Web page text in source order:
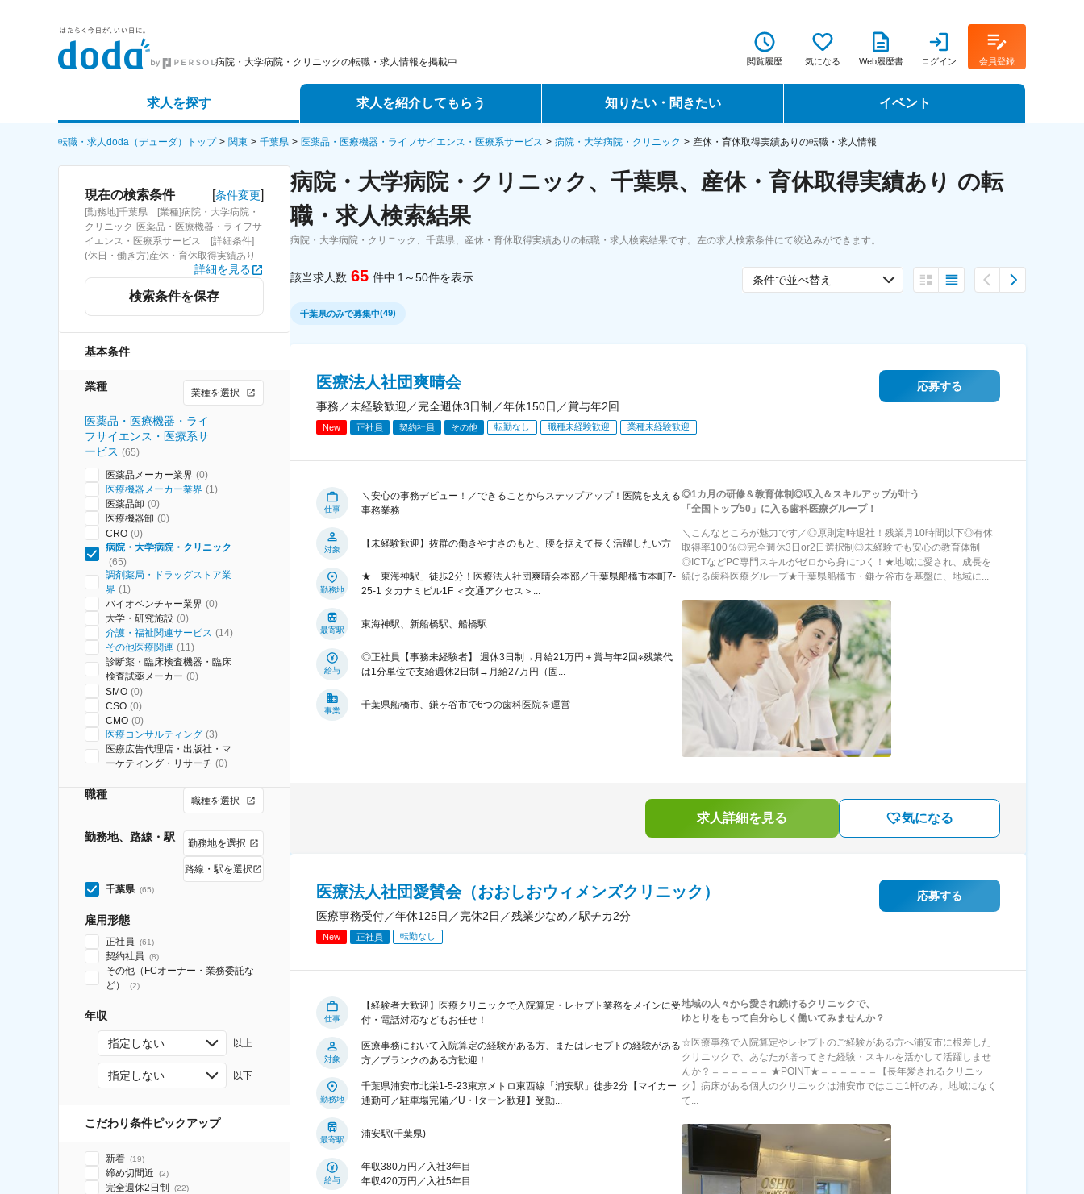
病院・大学病院・クリニックの転職・求人情報を掲載中 閲覧履歴 気になる Web履歴書 ログイン 会員登録
求人を探す
詳細条件から探す
求人特集から探す
求人を紹介してもらう
エージェントサービス
スカウトサービス
パートナーエージェントサービス
知りたい・聞きたい
転職ノウハウ
データで見る転職
イベント
転職イベント・転職セミナー
転職フェア
転職・求人doda（デューダ）トップ 関東 千葉県 医薬品・医療機器・ライフサイエンス・医療系サービス 病院・大学病院・クリニック 産休・育休取得実績ありの転職・求人情報
現在の検索条件 [条件変更]
[勤務地]千葉県 [業種]病院・大学病院・
クリニック-医薬品・医療機器・ライフサ
イエンス・医療系サービス [詳細条件]
(休日・働き方)産休・育休取得実績あり
詳細を見る
検索条件を保存
基本条件
業種 業種を選択
医薬品・医療機器・ライ
フサイエンス・医療系サ
ービス (65)
医薬品メーカー業界 (0)
医療機器メーカー業界 (1)
医薬品卸 (0)
医療機器卸 (0)
CRO (0)
病院・大学病院・クリニック
(65)
調剤薬局・ドラッグストア業
界 (1)
バイオベンチャー業界 (0)
大学・研究施設 (0)
介護・福祉関連サービス (14)
その他医療関連 (11)
診断薬・臨床検査機器・臨床
検査試薬メーカー (0)
SMO (0)
CSO (0)
CMO (0)
医療コンサルティング (3)
医療広告代理店・出版社・マ
ーケティング・リサーチ (0)
職種 職種を選択
勤務地、路線・駅 勤務地を選択
路線・駅を選択
千葉県 (65)
雇用形態
正社員 (61)
契約社員 (8)
その他（FCオーナー・業務委託な
ど）
(2)
年収
指定しない 以上
指定しない 以下
こだわり条件ピックアップ
新着 (19)
締め切間近 (2)
完全週休2日制 (22)
病院・大学病院・クリニック、千葉県、産休・育休取得実績あり の転
職・求人検索結果
病院・大学病院・クリニック、千葉県、産休・育休取得実績ありの転職・求人検索結果です。左の求人検索条件にて絞込みができます。
該当求人数 65 件中 1～50件を表示 条件で並べ替え
千葉県のみで募集中(49)
医療法人社団爽晴会
事務／未経験歓迎／完全週休3日制／年休150日／賞与年2回
New 正社員 契約社員 その他 転勤なし 職種未経験歓迎 業種未経験歓迎
応募する
仕事
＼安心の事務デビュー！／できることからステップアップ！医院を支える
事務業務
対象
【未経験歓迎】抜群の働きやすさのもと、腰を据えて長く活躍したい方
勤務地
★「東海神駅」徒歩2分！医療法人社団爽晴会本部／千葉県船橋市本町7-
25-1 タカナミビル1F ＜交通アクセス＞...
最寄駅
東海神駅、新船橋駅、船橋駅
給与
◎正社員【事務未経験者】 週休3日制→月給21万円＋賞与年2回※残業代
は1分単位で支給週休2日制→月給27万円（固...
事業
千葉県船橋市、鎌ヶ谷市で6つの歯科医院を運営
◎1カ月の研修＆教育体制◎収入＆スキルアップが叶う
「全国トップ50」に入る歯科医療グループ！
＼こんなところが魅力です／◎原則定時退社！残業月10時間以下◎有休
取得率100％◎完全週休3日or2日選択制◎未経験でも安心の教育体制
◎ICTなどPC専門スキルがゼロから身につく！★地域に愛され、成長を
続ける歯科医療グループ★千葉県船橋市・鎌ケ谷市を基盤に、地域に...
求人詳細を見る 気になる
医療法人社団愛賛会（おおしおウィメンズクリニック）
医療事務受付／年休125日／完休2日／残業少なめ／駅チカ2分
New 正社員 転勤なし
応募する
仕事
【経験者大歓迎】医療クリニックで入院算定・レセプト業務をメインに受
付・電話対応などもお任せ！
対象
医療事務において入院算定の経験がある方、またはレセプトの経験がある
方／ブランクのある方歓迎！
勤務地
千葉県浦安市北栄1-5-23東京メトロ東西線「浦安駅」徒歩2分【マイカー
通勤可／駐車場完備／U・Iターン歓迎】受動...
最寄駅
浦安駅(千葉県)
給与
年収380万円／入社3年目
年収420万円／入社5年目
地域の人々から愛され続けるクリニックで、
ゆとりをもって自分らしく働いてみませんか？
☆医療事務で入院算定やレセプトのご経験がある方へ浦安市に根差した
クリニックで、あなたが培ってきた経験・スキルを活かして活躍しませ
んか？＝＝＝＝＝＝ ★POINT★＝＝＝＝＝＝【長年愛されるクリニッ
ク】病床がある個人のクリニックは浦安市ではここ1軒のみ。地域になく
て...